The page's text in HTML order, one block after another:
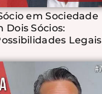
em Sociedade
Sócios:
Legais